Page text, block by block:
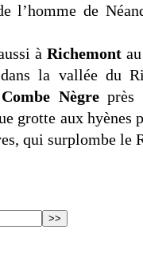
l’homme de
à Richemont
dans la vallée du
Combe Nègreprès
grotte aux hyènes
qui surplombe le